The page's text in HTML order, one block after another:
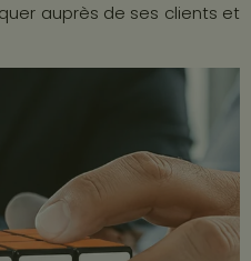
auprès de ses clients et